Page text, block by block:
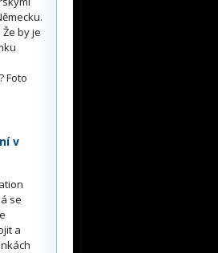
by je
Foto
v
se
a